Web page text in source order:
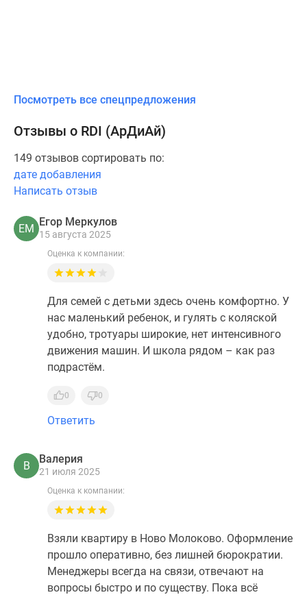
Посмотреть все спецпредложения
Отзывы о RDI (АрДиАй)
149 отзывов сортировать по:
дате добавления
Написать отзыв
ЕМ
Егор Меркулов
15 августа 2025
Оценка к компании:
Для семей с детьми здесь очень комфортно. У
нас маленький ребенок, и гулять с коляской
удобно, тротуары широкие, нет интенсивного
движения машин. И школа рядом – как раз
подрастём.
0 0
Ответить
В
Валерия
21 июля 2025
Оценка к компании:
Взяли квартиру в Ново Молоково. Оформление
прошло оперативно, без лишней бюрократии.
Менеджеры всегда на связи, отвечают на
вопросы быстро и по существу. Пока всё